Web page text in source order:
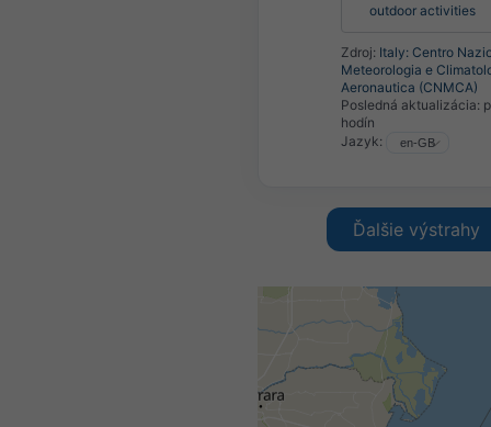
outdoor activities
Zdroj: Italy: Centro
Meteorologia e
Aeronautica (CNMCA)
Posledná aktualizácia:
hodín
Jazyk:
Ďalšie výstrahy